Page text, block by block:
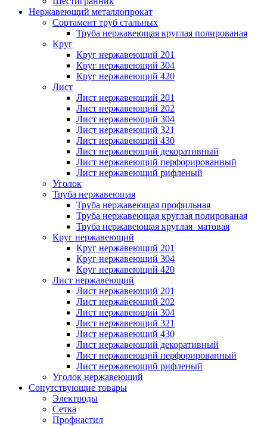
Нержавеющий металлопрокат
Сортамент труб стальных
Труба нержавеющая круглая полированая
Круг
Круг нержавеющий 201
Круг нержавеющий 304
Круг нержавеющий 420
Лист
Лист нержавеющий 201
Лист нержавеющий 202
Лист нержавеющий 304
Лист нержавеющий 321
Лист нержавеющий 430
Лист нержавеющий декоративный
Лист нержавеющий перфорированный
Лист нержавеющий рифленый
Уголок
Труба нержавеющая
Труба нержавеющая профильная
Труба нержавеющая круглая полированая
Труба нержавеющая круглая матовая
Круг нержавеющий
Круг нержавеющий 201
Круг нержавеющий 304
Круг нержавеющий 420
Лист нержавеющий
Лист нержавеющий 201
Лист нержавеющий 202
Лист нержавеющий 304
Лист нержавеющий 321
Лист нержавеющий 430
Лист нержавеющий декоративный
Лист нержавеющий перфорированный
Лист нержавеющий рифленый
Уголок нержавеющий
Cопутствующие товары
Электроды
Сетка
Профнастил